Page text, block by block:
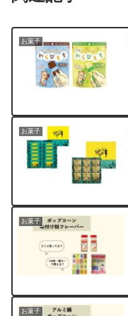
お菓子
お菓子
お菓子
お菓子